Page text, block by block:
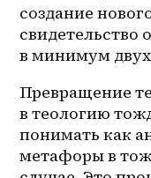
создание
свидетельство
в минимум
Превращение
в теологию
понимать как
метафоры в